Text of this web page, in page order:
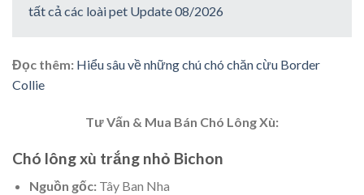
tất cả các loài pet Update 08/2026
Đọc thêm: Hiểu sâu về những chú chó chăn cừu Border
Collie
Tư Vấn & Mua Bán Chó Lông Xù:
Chó lông xù trắng nhỏ Bichon
Nguồn gốc:Tây Ban Nha